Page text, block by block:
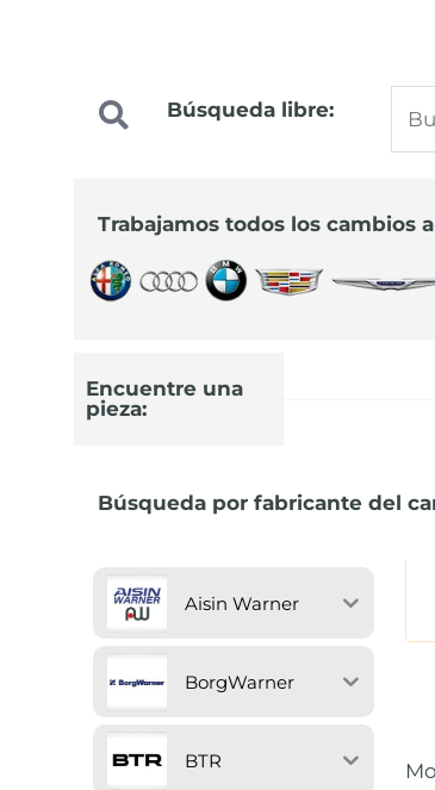
Precios
91 644 44 22
Búsqueda libre:
Trabajamos todos los cambios
Encuentre una
pieza:
Búsqueda por fabricante del
Aisin Warner
BorgWarner
BTR